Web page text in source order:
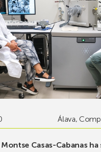
Álava,
Casas-Cabanas